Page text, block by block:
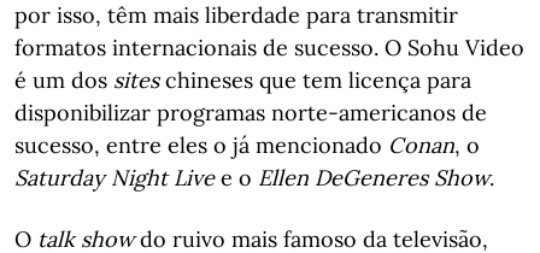
por isso, têm mais liberdade para transmitir
formatos internacionais de sucesso. O Sohu Video
é um dos siteschineses que tem licença para
disponibilizar programas norte-americanos de
sucesso, entre eles o já mencionado Conan, o
Saturday Night Livee o Ellen DeGeneres Show.
O talk showdo ruivo mais famoso da televisão,